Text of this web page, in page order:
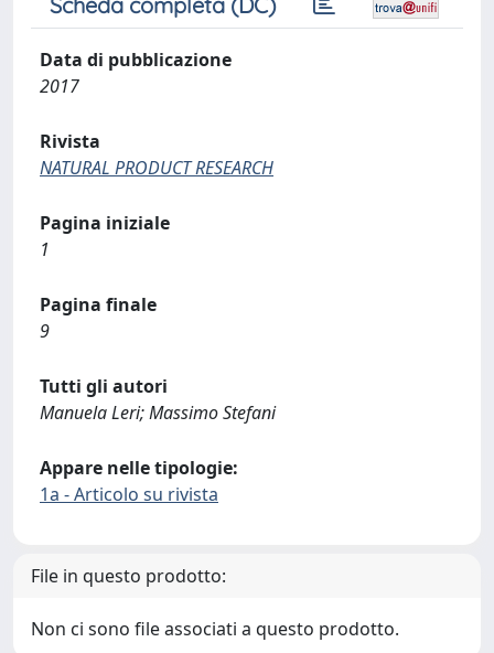
Data di pubblicazione
2017
Rivista
NATURAL PRODUCT RESEARCH
Pagina iniziale
1
Pagina finale
9
Tutti gli autori
Manuela Leri; Massimo Stefani
Appare nelle tipologie:
1a - Articolo su rivista
File in questo prodotto:
Non ci sono file associati a questo prodotto.